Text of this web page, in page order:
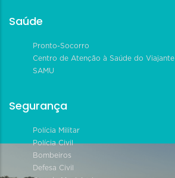
Saúde
Pronto-Socorro
Centro de Atenção à Saúde do Viajante
SAMU
Segurança
Polícia Militar
Polícia Civil
Bombeiros
Defesa Civil